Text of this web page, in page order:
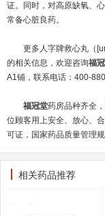
证。同时，对高原缺氧、
常备心脏良药。
更多人字牌救心丸（
的相关信息，欢迎咨询福
A1铺，联系电话：400-
福冠堂药房品种齐全
位顾客用上安全、放心、
可证，国家药品质量管理
相关药品推荐